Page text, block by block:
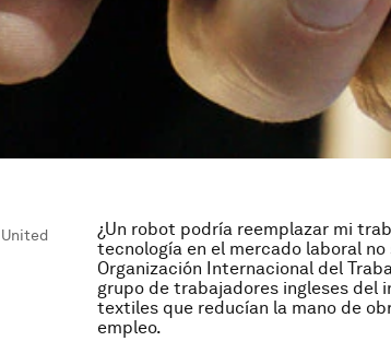
United
¿Un robot podría reemplazar mi
tecnología en el mercado laboral
Organización Internacional del
grupo de trabajadores ingleses del
textiles que reducían la mano de
empleo.